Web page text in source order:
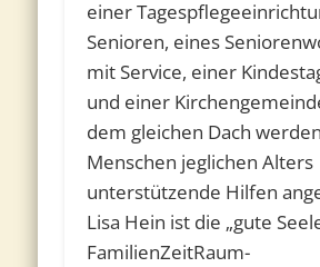
einer
Senioren, eines
mit Service, einer
und einer
dem gleichen Dach werden
Menschen jeglichen Alters
unterstützende Hilfen
Lisa Hein ist die „gute
FamilienZeitRaum-